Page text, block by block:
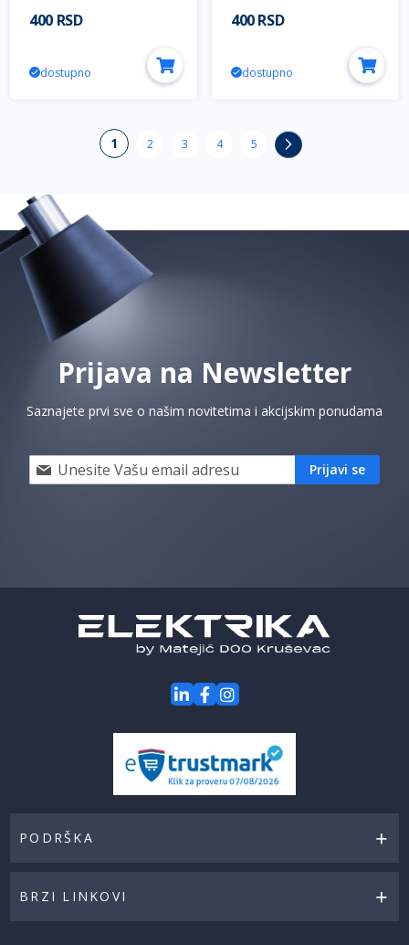
Mitea Electric
400 RSD
dostupno
Mitea Electric
400 RSD
dostupno
You're
1 Page
2 Page
3 Page
4 Page
5 Page
Sledeće
Prijava na Newsletter
Saznajete prvi sve o našim novitetima i akcijskim ponudama
Prijavi
se
akcije
Prijavi se
PODRŠKA
BRZI LINKOVI